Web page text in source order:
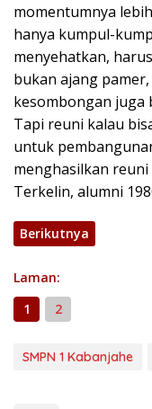
momentumnya
hanya kumpul-
menyehatkan,
bukan ajang
kesombongan juga
Tapi reuni kalau
untuk
menghasilkan
Terkelin, alumni
Berikutnya
Laman:
1
2
SMPN 1 Kabanjahe